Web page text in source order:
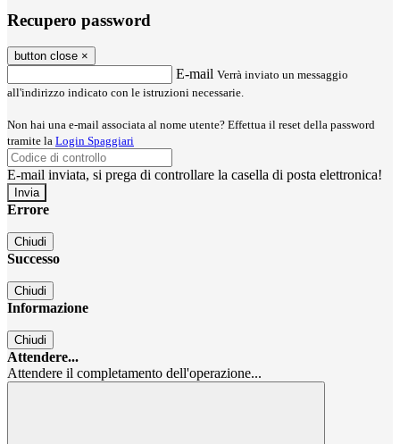
Recupero password
button close ×
E-mail Verrà inviato un messaggio
all'indirizzo indicato con le istruzioni necessarie.
Non hai una e-mail associata al nome utente? Effettua il reset della password
tramite la Login Spaggiari
E-mail inviata, si prega di controllare la casella di posta elettronica!
Errore
Chiudi
Successo
Chiudi
Informazione
Chiudi
Attendere...
Attendere il completamento dell'operazione...